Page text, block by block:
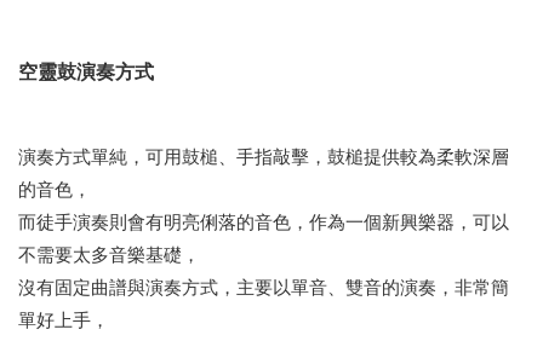
空靈鼓演奏方式
演奏方式單純，可用鼓槌、手指敲擊，鼓槌提供較為柔軟深層
的音色，
而徒手演奏則會有明亮俐落的音色，作為一個新興樂器，可以
不需要太多音樂基礎，
沒有固定曲譜與演奏方式，主要以單音、雙音的演奏，非常簡
單好上手，